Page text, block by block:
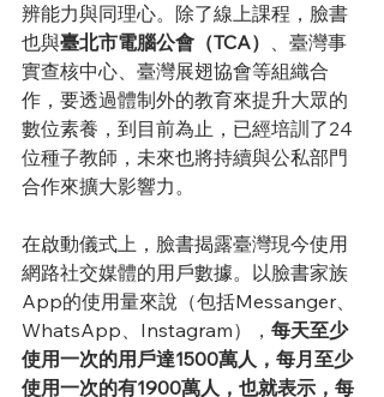
辨能力與同理心。除了線上課程，臉書
也與臺北市電腦公會（TCA） 、臺灣事
實查核中心、臺灣展翅協會等組織合
作，要透過體制外的教育來提升大眾的
數位素養，到目前為止，已經培訓了24
位種子教師，未來也將持續與公私部門
合作來擴大影響力。
在啟動儀式上，臉書揭露臺灣現今使用
網路社交媒體的用戶數據。以臉書家族
App的使用量來說（包括Messanger、
WhatsApp、Instagram）， 每天至少
使用一次的用戶達1500萬人，每月至少
使用一次的有1900萬人，也就表示，每